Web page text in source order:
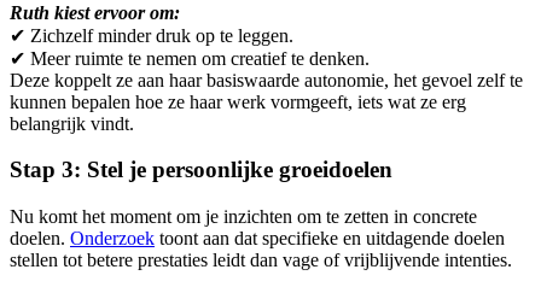
Ruth kiest ervoor om:
✔︎ Zichzelf minder druk op te leggen.
✔︎ Meer ruimte te nemen om creatief te denken.
Deze koppelt ze aan haar basiswaarde autonomie, het gevoel zelf te
kunnen bepalen hoe ze haar werk vormgeeft, iets wat ze erg
belangrijk vindt.
Stap 3: Stel je persoonlijke groeidoelen
Nu komt het moment om je inzichten om te zetten in concrete
doelen. Onderzoek toont aan dat specifieke en uitdagende doelen
stellen tot betere prestaties leidt dan vage of vrijblijvende intenties.